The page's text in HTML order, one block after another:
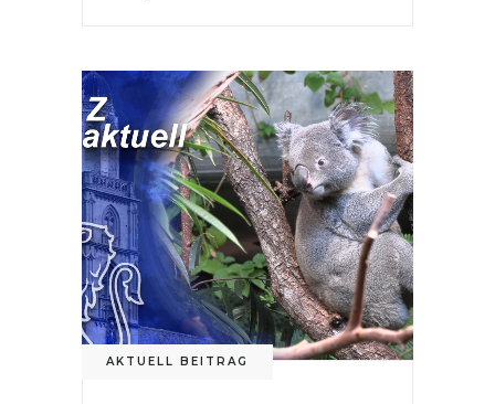
AKTUELL BEITRAG